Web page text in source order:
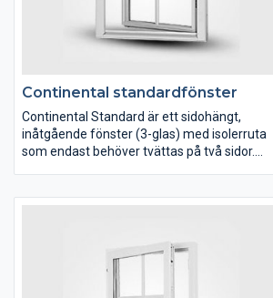
Continental standardfönster
Continental Standard är ett sidohängt,
inåtgående fönster (3-glas) med isolerruta
som endast behöver tvättas på två sidor.
har två sidor som behöver rengöras. Fönstret
har ett U-värde på 1,2. Att fönstret öppnas
inåt innebär att du kan rengöra fönstrets